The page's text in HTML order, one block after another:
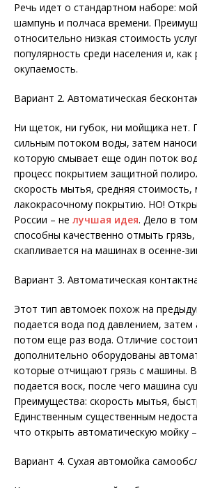
Речь идет о стандартном наборе:
шампунь и полчаса времени.
относительно низкая стоимость
популярность среди населения и,
окупаемость.
Вариант 2. Автоматическая
Ни щеток, ни губок, ни мойщика нет.
сильным потоком воды, затем
которую смывает еще один поток
процесс покрытием защитной
скорость мытья, средняя
лакокрасочному покрытию. НО!
России – не лучшая идея. Дело в
способны качественно отмыть
скапливается на машинах в осенне-
Вариант 3. Автоматическая
Этот тип автомоек похож на
подается вода под давлением, затем
потом еще раз вода. Отличие
дополнительно оборудованы
которые отчищают грязь с машины.
подается воск, после чего машина
Преимущества: скорость мытья,
Единственным существенным
что открыть автоматическую мойку
Вариант 4. Сухая автомойка